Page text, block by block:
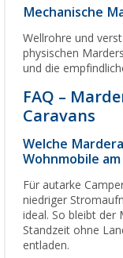
Mechanische
Wellrohre und
physischen
und die
FAQ –
Caravans
Welche
Wohnmobile
Für autarke
niedriger
ideal. So bleibt der
Standzeit ohne
entladen.